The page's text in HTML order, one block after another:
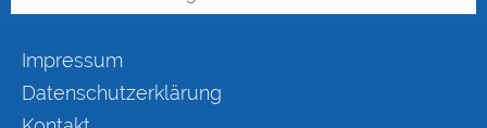
Impressum
Datenschutzerklärung